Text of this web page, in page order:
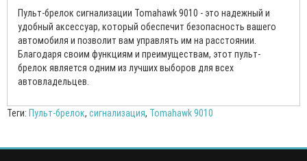
Пульт-брелок сигнализации Tomahawk 9010 - это надежный и
удобный аксессуар, который обеспечит безопасность вашего
автомобиля и позволит вам управлять им на расстоянии.
Благодаря своим функциям и преимуществам, этот пульт-
брелок является одним из лучших выборов для всех
автовладельцев.
Теги: Пульт-брелок, сигнализация, Tomahawk 9010